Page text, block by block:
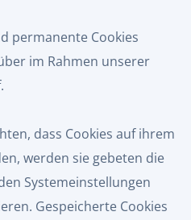
permanente Cookies
im Rahmen unserer
dass Cookies auf ihrem
werden sie gebeten die
Systemeinstellungen
Gespeicherte Cookies